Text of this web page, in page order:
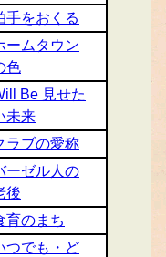
手をおくる
ームタウン
色
Be 見せた
未来
ラブの愛称
ーゼル人の
後
育のまち
つでも・ど